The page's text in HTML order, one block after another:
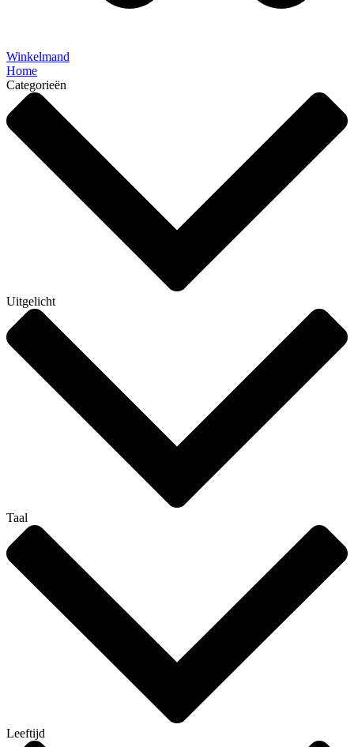
Winkelmand
Home
Categorieën
Uitgelicht
Taal
Leeftijd